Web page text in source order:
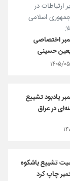
ارتباطات در
اسلامی
اختصاصی
حسینی
۰۵/۰۹
یادبود تشییع
در عراق
تشییع باشکوه
چاپ کرد